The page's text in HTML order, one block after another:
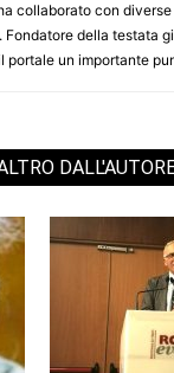
collaborato con
Fondatore della testata
portale un importante